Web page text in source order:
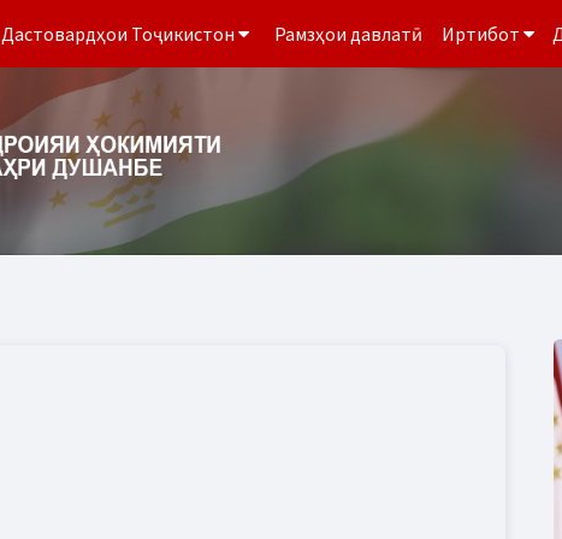
Дастовардҳои Тоҷикистон Рамзҳои давлатӣ Иртибот